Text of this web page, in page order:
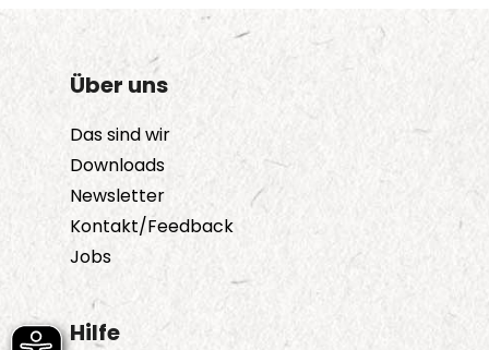
Über uns
Das sind wir
Downloads
Newsletter
Kontakt/Feedback
Jobs
Hilfe